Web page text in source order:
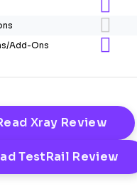
Add-Ons
Xray Review
TestRail Review